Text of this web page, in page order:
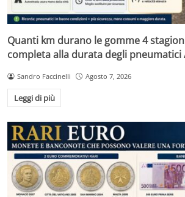
Quanti km durano le gomme 4
completa alla durata degli pneumatici
Sandro Faccinelli Agosto 7, 2026
Leggi di più